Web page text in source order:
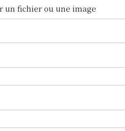
un fichier ou une image